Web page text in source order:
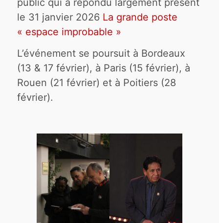
public qui a répondu largement présent
le 31 janvier 2026 La grande poste
« espace improbable »
L’événement se poursuit à Bordeaux
(13 & 17 février), à Paris (15 février), à
Rouen (21 février) et à Poitiers (28
février).